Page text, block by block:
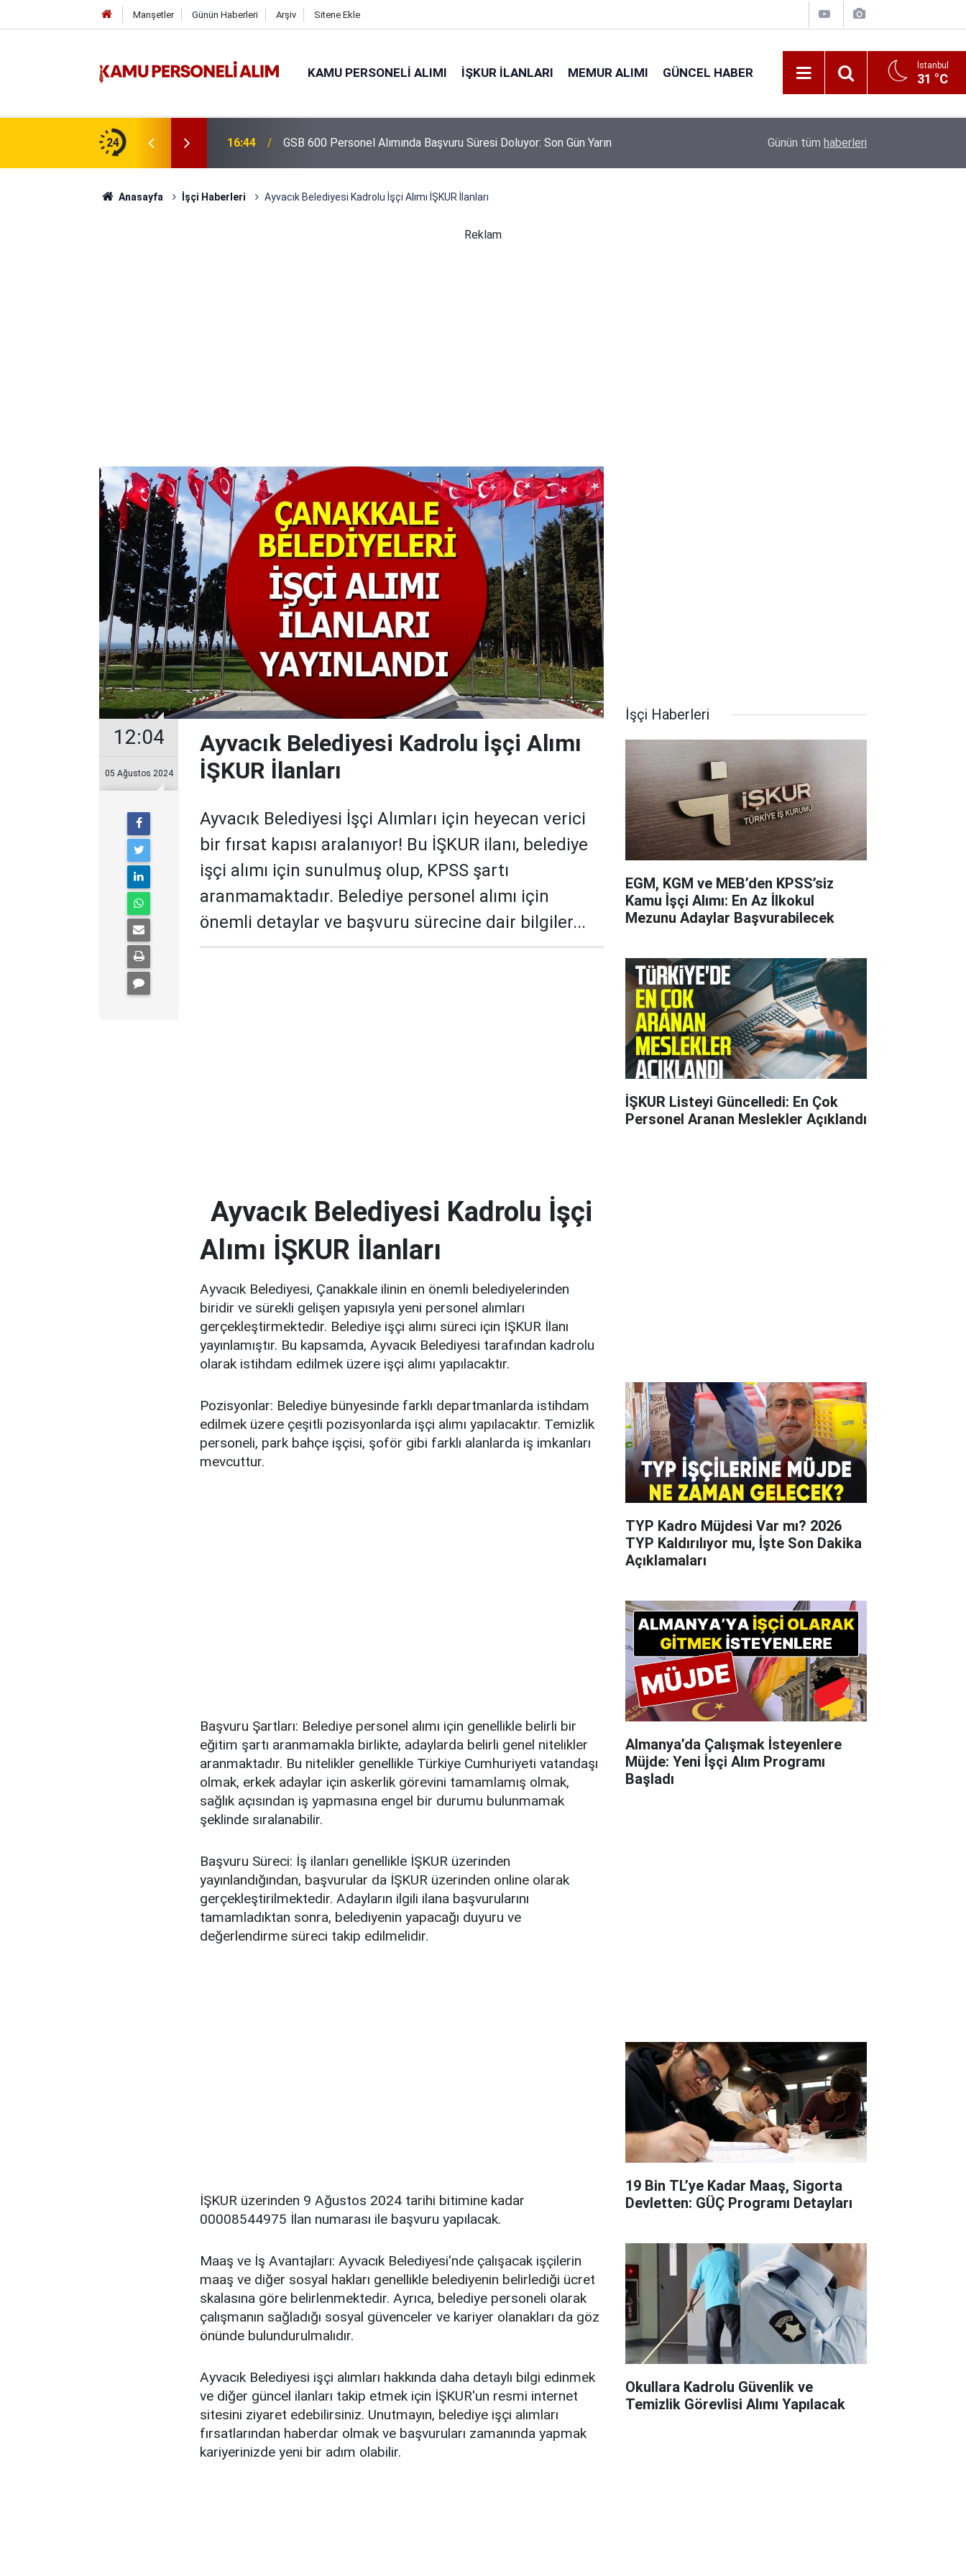
Manşetler Günün Haberleri Arşiv Sitene Ekle
KAMU PERSONELI ALIMI İŞKUR İLANLARI MEMUR ALIMI GÜNCEL HABER İstanbul
31 °C
24 16:38 Kıyı Emniyeti Genel Müdürlüğü 26 İşçi Alımı Yapacak Tarım Bakanlığı 1.874 Personel Alacak:
Günün tüm haberleri
Anasayfa İşçi Haberleri Ayvacık Belediyesi Kadrolu İşçi Alımı İŞKUR İlanları
Reklam
12:04
05 Ağustos 2024
Ayvacık Belediyesi Kadrolu İşçi Alımı
İŞKUR İlanları
Ayvacık Belediyesi İşçi Alımları için heyecan verici
bir fırsat kapısı aralanıyor! Bu İŞKUR ilanı, belediye
işçi alımı için sunulmuş olup, KPSS şartı
aranmamaktadır. Belediye personel alımı için
önemli detaylar ve başvuru sürecine dair bilgiler...
Ayvacık Belediyesi Kadrolu İşçi
Alımı İŞKUR İlanları
Ayvacık Belediyesi, Çanakkale ilinin en önemli belediyelerinden
biridir ve sürekli gelişen yapısıyla yeni personel alımları
gerçekleştirmektedir. Belediye işçi alımı süreci için İŞKUR İlanı
yayınlamıştır. Bu kapsamda, Ayvacık Belediyesi tarafından kadrolu
olarak istihdam edilmek üzere işçi alımı yapılacaktır.
Pozisyonlar: Belediye bünyesinde farklı departmanlarda istihdam
edilmek üzere çeşitli pozisyonlarda işçi alımı yapılacaktır. Temizlik
personeli, park bahçe işçisi, şoför gibi farklı alanlarda iş imkanları
mevcuttur.
Başvuru Şartları: Belediye personel alımı için genellikle belirli bir
eğitim şartı aranmamakla birlikte, adaylarda belirli genel nitelikler
aranmaktadır. Bu nitelikler genellikle Türkiye Cumhuriyeti vatandaşı
olmak, erkek adaylar için askerlik görevini tamamlamış olmak,
sağlık açısından iş yapmasına engel bir durumu bulunmamak
şeklinde sıralanabilir.
Başvuru Süreci: İş ilanları genellikle İŞKUR üzerinden
yayınlandığından, başvurular da İŞKUR üzerinden online olarak
gerçekleştirilmektedir. Adayların ilgili ilana başvurularını
tamamladıktan sonra, belediyenin yapacağı duyuru ve
değerlendirme süreci takip edilmelidir.
İŞKUR üzerinden 9 Ağustos 2024 tarihi bitimine kadar
00008544975 İlan numarası ile başvuru yapılacak.
Maaş ve İş Avantajları: Ayvacık Belediyesi'nde çalışacak işçilerin
maaş ve diğer sosyal hakları genellikle belediyenin belirlediği ücret
skalasına göre belirlenmektedir. Ayrıca, belediye personeli olarak
çalışmanın sağladığı sosyal güvenceler ve kariyer olanakları da göz
önünde bulundurulmalıdır.
Ayvacık Belediyesi işçi alımları hakkında daha detaylı bilgi edinmek
ve diğer güncel ilanları takip etmek için İŞKUR'un resmi internet
sitesini ziyaret edebilirsiniz. Unutmayın, belediye işçi alımları
fırsatlarından haberdar olmak ve başvuruları zamanında yapmak
kariyerinizde yeni bir adım olabilir.
İşçi Haberleri
EGM, KGM ve MEB’den KPSS’siz
Kamu İşçi Alımı: En Az İlkokul
Mezunu Adaylar Başvurabilecek
İŞKUR Listeyi Güncelledi: En Çok
Personel Aranan Meslekler Açıklandı
TYP Kadro Müjdesi Var mı? 2026
TYP Kaldırılıyor mu, İşte Son Dakika
Açıklamaları
Almanya’da Çalışmak İsteyenlere
Müjde: Yeni İşçi Alım Programı
Başladı
19 Bin TL’ye Kadar Maaş, Sigorta
Devletten: GÜÇ Programı Detayları
Okullara Kadrolu Güvenlik ve
Temizlik Görevlisi Alımı Yapılacak